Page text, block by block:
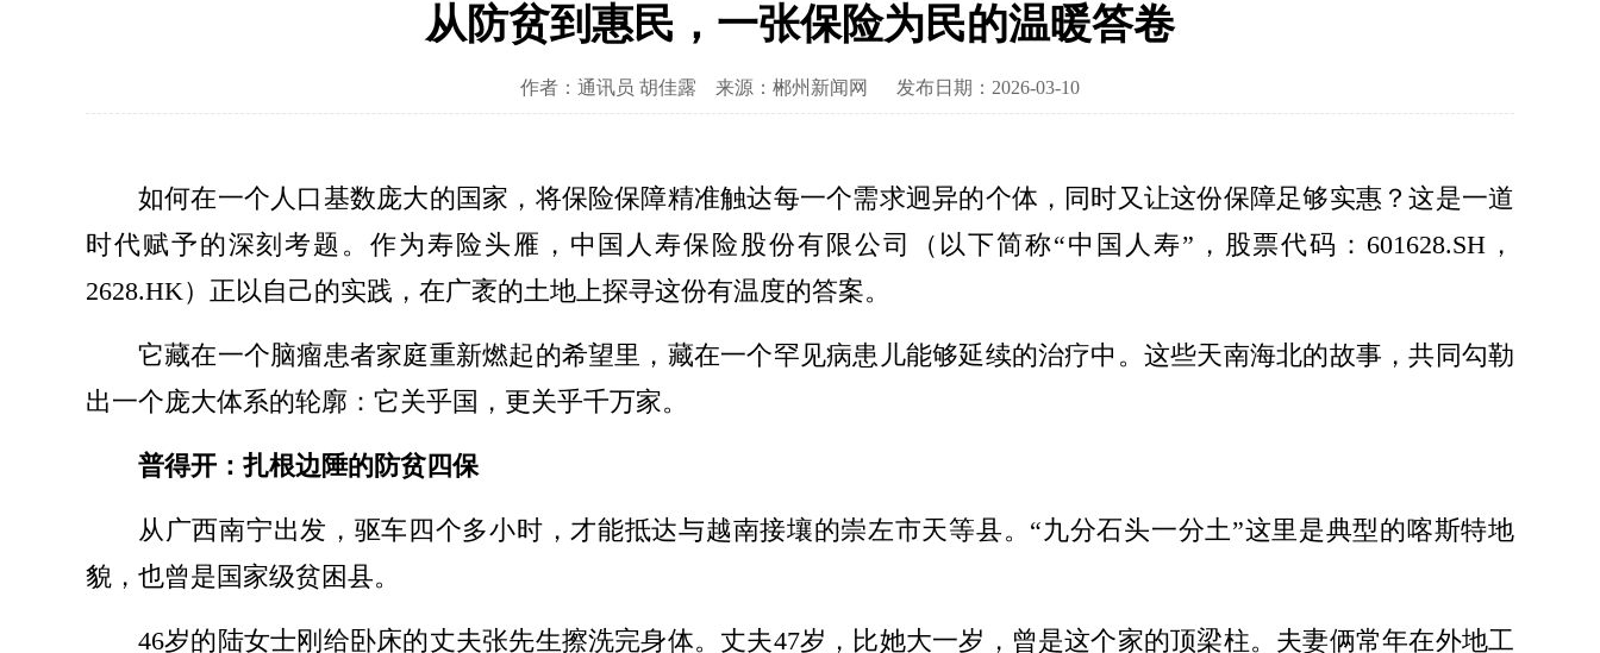
从防贫到惠民，一张保险为民的温暖答卷
作者：通讯员 胡佳露 来源：郴州新闻网 发布日期：2026-03-10
如何在一个人口基数庞大的国家，将保险保障精准触达每一个需求迥异的个体，同时又让这份保障足够实惠？这是一道
时代赋予的深刻考题。作为寿险头雁，中国人寿保险股份有限公司（以下简称“中国人寿”，股票代码：601628.SH，
2628.HK）正以自己的实践，在广袤的土地上探寻这份有温度的答案。
它藏在一个脑瘤患者家庭重新燃起的希望里，藏在一个罕见病患儿能够延续的治疗中。这些天南海北的故事，共同勾勒
出一个庞大体系的轮廓：它关乎国，更关乎千万家。
普得开：扎根边陲的防贫四保
从广西南宁出发，驱车四个多小时，才能抵达与越南接壤的崇左市天等县。“九分石头一分土”这里是典型的喀斯特地
貌，也曾是国家级贫困县。
46岁的陆女士刚给卧床的丈夫张先生擦洗完身体。丈夫47岁，比她大一岁，曾是这个家的顶梁柱。夫妻俩常年在外地工